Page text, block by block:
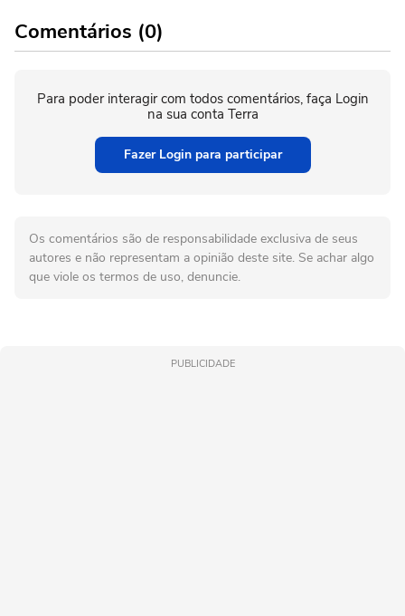
Comentários (0)
Para poder interagir com todos comentários, faça Login
na sua conta Terra
Fazer Login para participar
Os comentários são de responsabilidade exclusiva de seus
autores e não representam a opinião deste site. Se achar algo
que viole os termos de uso, denuncie.
PUBLICIDADE